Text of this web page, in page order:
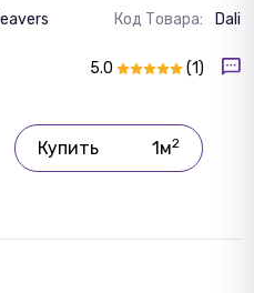
Код Товара: Dali
5.0 (1)
Купить 1м2